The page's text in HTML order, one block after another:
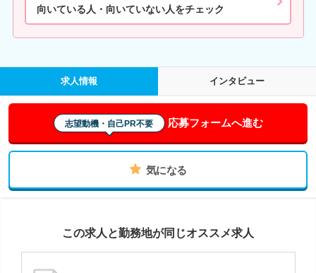
向いている人・向いていない人をチェック
求人情報 インタビュー
志望動機・自己PR不要 応募フォームへ進む
気になる
この求人と勤務地が同じオススメ求人